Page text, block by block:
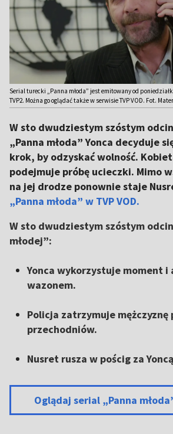
Serial turecki „Panna młoda” jest emitowany od
TVP2. Można go oglądać także w serwisie TVP VOD. Fot.
W sto dwudziestym szóstym
„Panna młoda” Yonca decyduje
krok, by odzyskać wolność.
podejmuje próbę ucieczki. Mimo
na jej drodze ponownie staje
„Panna młoda” w TVP VOD.
W sto dwudziestym szóstym
młodej”:
Yonca wykorzystuje moment i
wazonem.
Policja zatrzymuje
przechodniów.
Nusret rusza w pościg za
Oglądaj serial „Panna